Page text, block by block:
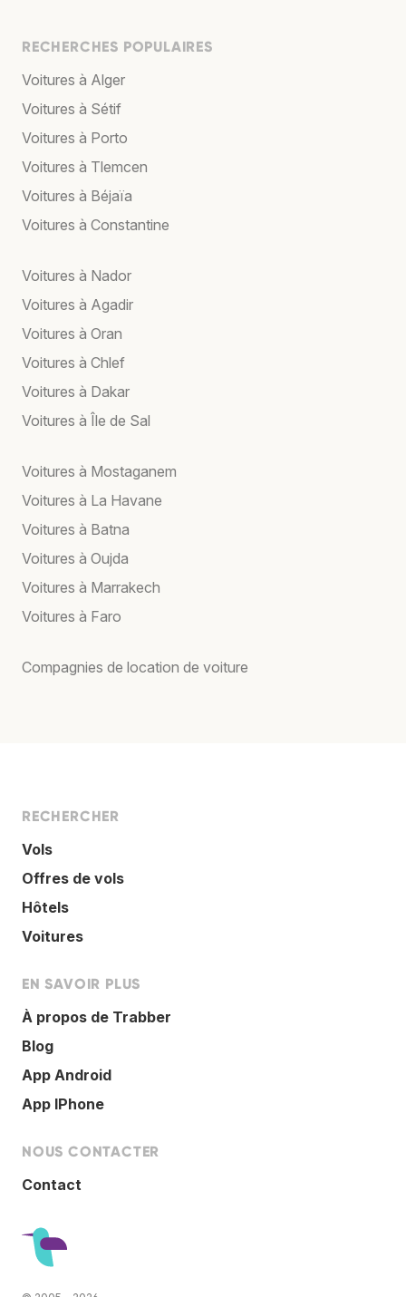
RECHERCHES POPULAIRES
Voitures à Alger
Voitures à Sétif
Voitures à Porto
Voitures à Tlemcen
Voitures à Béjaïa
Voitures à Constantine
Voitures à Nador
Voitures à Agadir
Voitures à Oran
Voitures à Chlef
Voitures à Dakar
Voitures à Île de Sal
Voitures à Mostaganem
Voitures à La Havane
Voitures à Batna
Voitures à Oujda
Voitures à Marrakech
Voitures à Faro
Compagnies de location de voiture
RECHERCHER
Vols
Offres de vols
Hôtels
Voitures
EN SAVOIR PLUS
À propos de Trabber
Blog
App Android
App IPhone
NOUS CONTACTER
Contact